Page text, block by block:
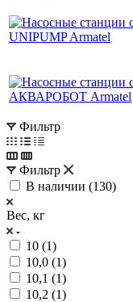
Фильтр
Фильтр
В наличии (130)
Вес, кг
10 (1)
10,0 (1)
10,1 (1)
10,2 (1)